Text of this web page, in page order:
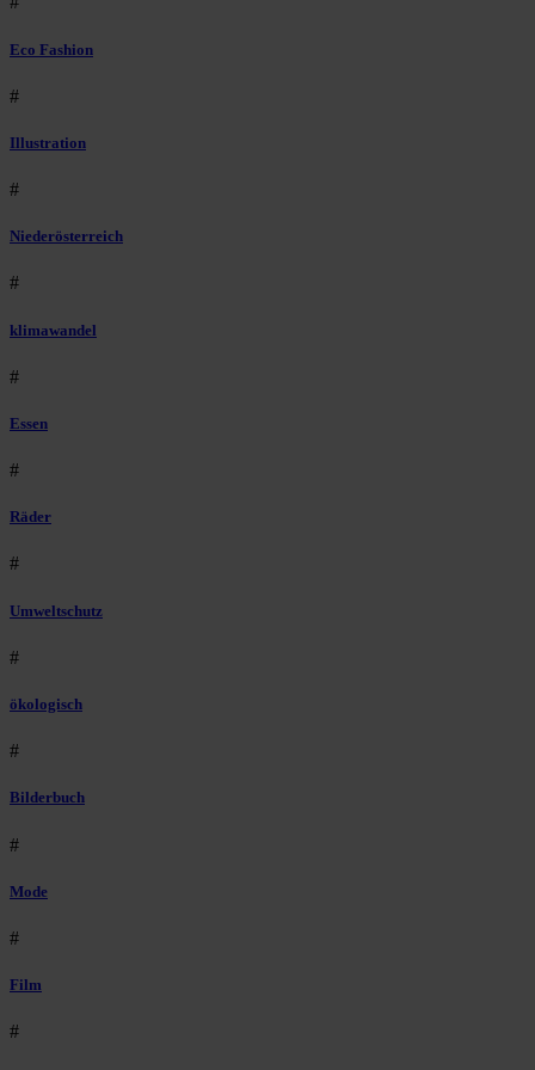
Eco Fashion
#
Illustration
#
Niederösterreich
#
klimawandel
#
Essen
#
Räder
#
Umweltschutz
#
ökologisch
#
Bilderbuch
#
Mode
#
Film
#